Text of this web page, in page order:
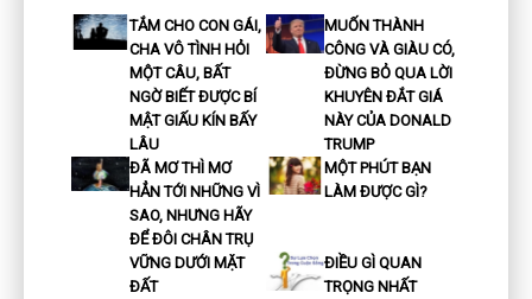
TẮM CHO CON GÁI,
CHA VÔ TÌNH HỎI
MỘT CÂU, BẤT
NGỜ BIẾT ĐƯỢC BÍ
MẬT GIẤU KÍN BẤY
LÂU
MUỐN THÀNH
CÔNG VÀ GIÀU CÓ,
ĐỪNG BỎ QUA LỜI
KHUYÊN ĐẮT GIÁ
NÀY CỦA DONALD
TRUMP
ĐÃ MƠ THÌ MƠ
HẲN TỚI NHỮNG VÌ
SAO, NHƯNG HÃY
ĐỂ ĐÔI CHÂN TRỤ
VỮNG DƯỚI MẶT
ĐẤT
MỘT PHÚT BẠN
LÀM ĐƯỢC GÌ?
ĐIỀU GÌ QUAN
TRỌNG NHẤT